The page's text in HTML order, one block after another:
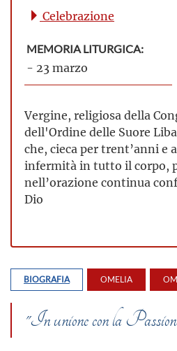
Celebrazione
MEMORIA LITURGICA:
- 23 marzo
Vergine, religiosa della
dell'Ordine delle Suore
che, cieca per trent’anni e
infermità in tutto il corpo,
nell’orazione continua
Dio
BIOGRAFIA OMELIA
"In unione con la